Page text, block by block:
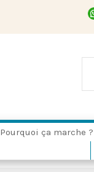
Pourquoi ça marche ?